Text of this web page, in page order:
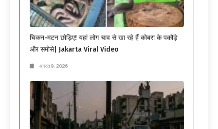
चिकन-मटन छोड़िए! यहां लोग चाव से खा रहे हैं कोबरा के पकौड़े
और समोसे| Jakarta Viral Video
अगस्त 9, 2026